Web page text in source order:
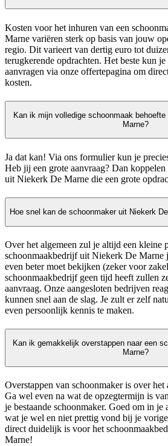
Kosten voor het inhuren van een
Marne variëren sterk op basis van jouw
regio. Dit varieert van dertig euro tot
terugkerende opdrachten. Het beste kun
aanvragen via onze offertepagina om
kosten.
Kan ik mijn volledige schoonmaak
Marne?
Ja dat kan! Via ons formulier kun je
Heb jij een grote aanvraag? Dan
uit Niekerk De Marne die een grote
Hoe snel kan de schoonmaker uit Niekerk
Over het algemeen zul je altijd een kleine
schoonmaakbedrijf uit Niekerk De Marne
even beter moet bekijken (zeker voor
schoonmaakbedrijf geen tijd heeft zullen
aanvraag. Onze aangesloten bedrijven
kunnen snel aan de slag. Je zult er zelf
even persoonlijk kennis te maken.
Kan ik gemakkelijk overstappen naar een
Marne?
Overstappen van schoonmaker is over het
Ga wel even na wat de opzegtermijn is
je bestaande schoonmaker. Goed om in je
wat je wel en niet prettig vond bij je
direct duidelijk is voor het
Marne!